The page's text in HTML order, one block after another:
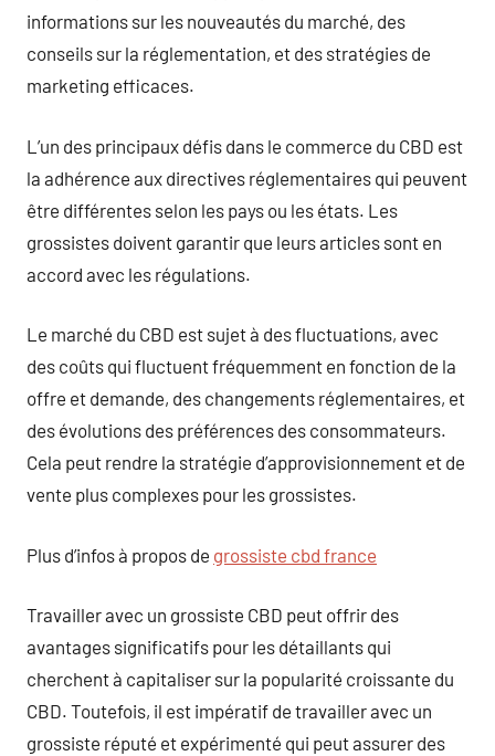
informations sur les nouveautés du marché, des
conseils sur la réglementation, et des stratégies de
marketing efficaces.
L’un des principaux défis dans le commerce du CBD est
la adhérence aux directives réglementaires qui peuvent
être différentes selon les pays ou les états. Les
grossistes doivent garantir que leurs articles sont en
accord avec les régulations.
Le marché du CBD est sujet à des fluctuations, avec
des coûts qui fluctuent fréquemment en fonction de la
offre et demande, des changements réglementaires, et
des évolutions des préférences des consommateurs.
Cela peut rendre la stratégie d’approvisionnement et de
vente plus complexes pour les grossistes.
Plus d’infos à propos de grossiste cbd france
Travailler avec un grossiste CBD peut offrir des
avantages significatifs pour les détaillants qui
cherchent à capitaliser sur la popularité croissante du
CBD. Toutefois, il est impératif de travailler avec un
grossiste réputé et expérimenté qui peut assurer des